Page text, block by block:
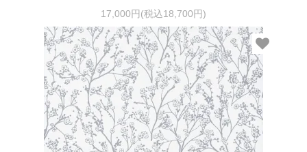
17,000円(税込18,700円)